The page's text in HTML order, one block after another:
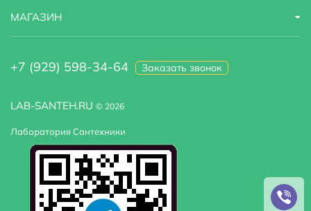
LAB-SANTEH.RU © 2026
Лаборатория Сантехники
МАГАЗИН
+7 (929) 598-34-64 Заказать звонок